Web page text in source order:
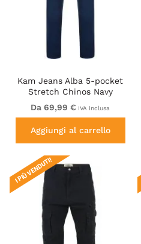
Kam Jeans Alba 5-pocket
Stretch Chinos Navy
Da 69,99 € IVA inclusa
Aggiungi al carrello
I PIÙ VENDUTI!